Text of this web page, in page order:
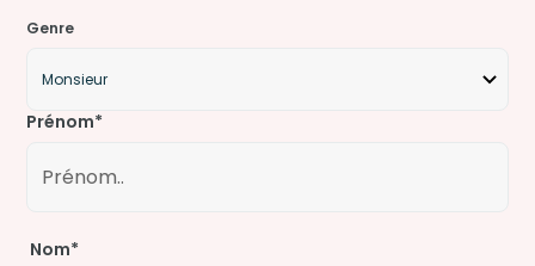
Genre
Prénom*
Nom*